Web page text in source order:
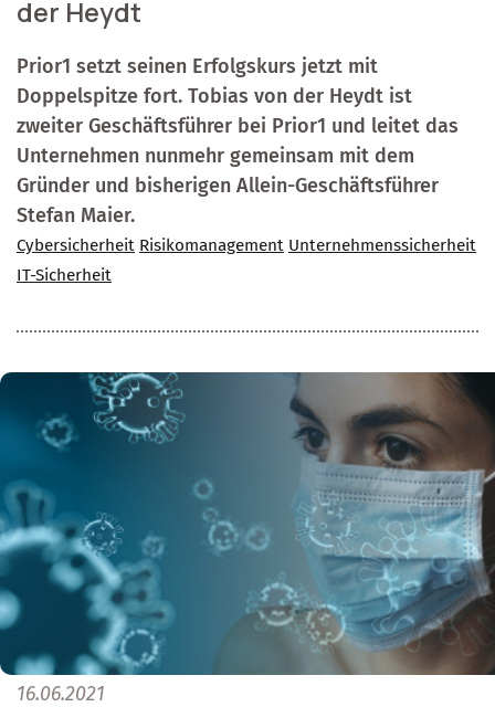
der Heydt
Prior1 setzt seinen Erfolgskurs jetzt mit
Doppelspitze fort. Tobias von der Heydt ist
zweiter Geschäftsführer bei Prior1 und leitet das
Unternehmen nunmehr gemeinsam mit dem
Gründer und bisherigen Allein-Geschäftsführer
Stefan Maier.
Cybersicherheit Risikomanagement Unternehmenssicherheit
IT-Sicherheit
16.06.2021